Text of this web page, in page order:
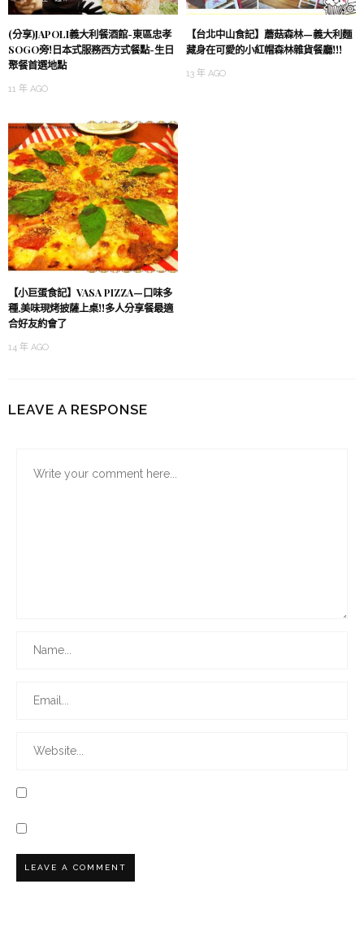
(分享)JAPOLI義大利餐酒館-東區忠孝
SOGO旁!日本式服務西方式餐點-生日
聚餐首選地點
11 年 AGO
【台北中山食記】蘑菇森林—義大利麵
藏身在可愛的小紅帽森林雜貨餐廳!!!
13 年 AGO
【小巨蛋食記】VASA PIZZA—口味多
種,美味現烤披薩上桌!!多人分享餐最適
合好友約會了
14 年 AGO
LEAVE A RESPONSE